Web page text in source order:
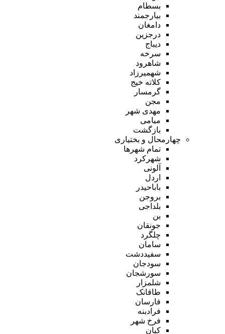
بسطام
بیارجمند
دامغان
درجزین
دیباج
سرخه
شاهرود
شهمیرزاد
کلاته خیج
گرمسار
مجن
مهدی شهر
میامی
بازگشت
چهارمحال و بختیاری
تمام شهر‌ها
شهرکرد
آلونی
اردل
باباحیدر
بروجن
بلداجی
بن
جونقان
چلگرد
سامان
سفیددشت
سودجان
سورشجان
شلمزار
طاقانک
فارسان
فرادبنه
فرخ شهر
کیان